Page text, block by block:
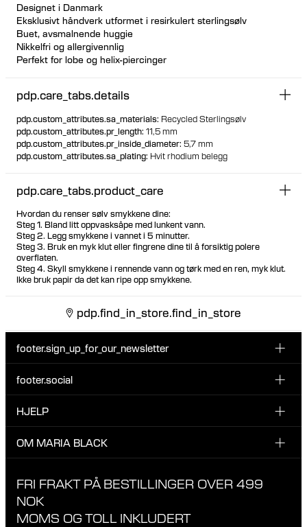
Designet i Danmark
Eksklusivt håndverk utformet i resirkulert sterlingsølv
Buet, avsmalnende huggie
Nikkelfri og allergivennlig
Perfekt for lobe og helix-piercinger
pdp.care_tabs.details
pdp.custom_attributes.sa_materials: Recycled Sterlingsølv
pdp.custom_attributes.pr_length: 11,5 mm
pdp.custom_attributes.pr_inside_diameter: 5,7 mm
pdp.custom_attributes.sa_plating: Hvit rhodium belegg
pdp.care_tabs.product_care
Hvordan du renser sølv smykkene dine:
Steg 1. Bland litt oppvasksåpe med lunkent vann.
Steg 2. Legg smykkene i vannet i 5 minutter.
Steg 3. Bruk en myk klut eller fingrene dine til å forsiktig polere
overflaten.
Steg 4. Skyll smykkene i rennende vann og tørk med en ren, myk klut.
Ikke bruk papir da det kan ripe opp smykkene.
pdp.find_in_store.find_in_store
footer.sign_up_for_our_newsletter
Registrer deg for vårt nyhetsbrev og bli den første som blir
nyheter fra Maria Black.
footer.social
INSTAGRAM
TIKTOK
HJELP
KUNDESERVICE & KONTAKT
LEVERING
RETNINGSLINJER FOR PERSONVERN
OM MARIA BLACK
ANSVAR & MATERIALER
BUTIKKER
FRI FRAKT PÅ BESTILLINGER OVER 499
NOK
MOMS OG TOLL INKLUDERT